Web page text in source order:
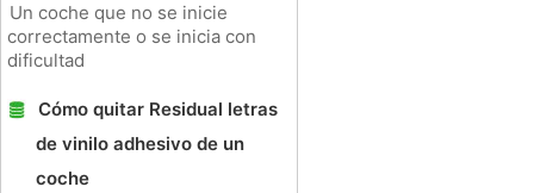
Un coche que no se inicie
correctamente o se inicia con
dificultad
Cómo quitar Residual letras
de vinilo adhesivo de un
coche